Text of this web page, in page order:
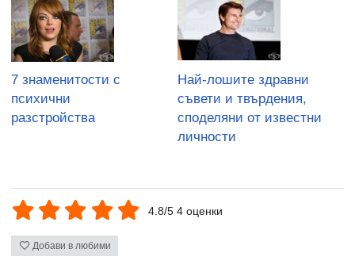
7 знаменитости с
психични
разстройства
Най-лошите здравни
съвети и твърдения,
споделяни от известни
личности
4.8/5 4 оценки
Добави в любими